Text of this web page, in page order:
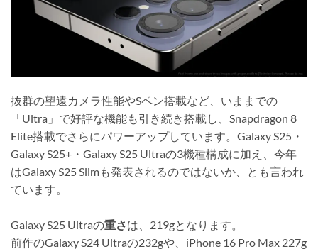
抜群の望遠カメラ性能やSペン搭載など、いままでの
「Ultra」で好評な機能も引き続き搭載し、Snapdragon 8
Elite搭載でさらにパワーアップしています。Galaxy S25・
Galaxy S25+・Galaxy S25 Ultraの3機種構成に加え、今年
はGalaxy S25 Slimも発表されるのではないか、とも言われ
ています。
Galaxy S25 Ultraの重さは、219gとなります。
前作のGalaxy S24 Ultraの232gや、iPhone 16 Pro Max 227g